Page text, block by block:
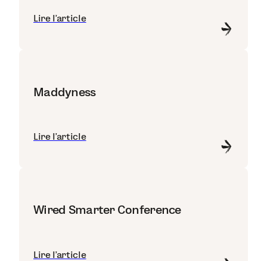
Lire l'article
Maddyness
Lire l'article
Wired Smarter Conference
Lire l'article